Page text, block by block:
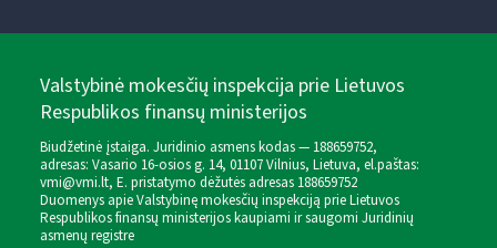
Valstybinė mokesčių inspekcija prie Lietuvos
Respublikos finansų ministerijos
Biudžetinė įstaiga. Juridinio asmens kodas — 188659752,
adresas: Vasario 16-osios g. 14, 01107 Vilnius, Lietuva, el.paštas:
vmi@vmi.lt, E. pristatymo dėžutės adresas 188659752
Duomenys apie Valstybinę mokesčių inspekciją prie Lietuvos
Respublikos finansų ministerijos kaupiami ir saugomi Juridinių
asmenų registre